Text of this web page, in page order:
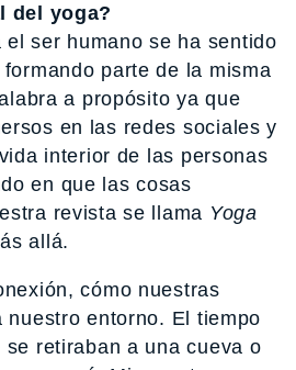
del yoga?
el ser humano se ha sentido
parte de la misma
a propósito ya que
en las redes sociales y
interior de las personas
en que las cosas
revista se llama Yoga
allá.
cómo nuestras
nuestro entorno. El tiempo
retiraban a una cueva o